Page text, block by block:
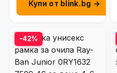
Купи от blink.bg →
-42%